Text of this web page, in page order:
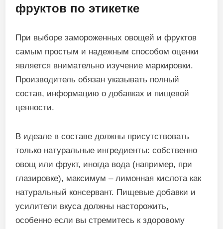
фруктов по этикетке
При выборе замороженных овощей и фруктов
самым простым и надежным способом оценки
является внимательно изучение маркировки.
Производитель обязан указывать полный
состав, информацию о добавках и пищевой
ценности.
В идеале в составе должны присутствовать
только натуральные ингредиенты: собственно
овощ или фрукт, иногда вода (например, при
глазировке), максимум – лимонная кислота как
натуральный консервант. Пищевые добавки и
усилители вкуса должны насторожить,
особенно если вы стремитесь к здоровому